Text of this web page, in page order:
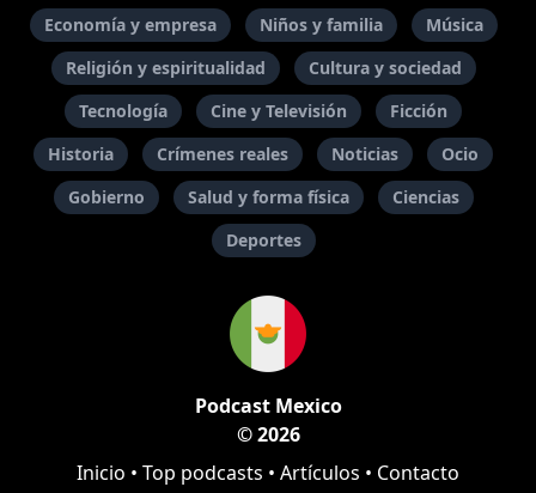
Economía y empresa
Niños y familia
Música
Religión y espiritualidad
Cultura y sociedad
Tecnología
Cine y Televisión
Ficción
Historia
Crímenes reales Noticias
Ocio
Gobierno
Salud y forma física
Ciencias
Deportes
Podcast Mexico
© 2026
Inicio • Top podcasts • Artículos • Contacto